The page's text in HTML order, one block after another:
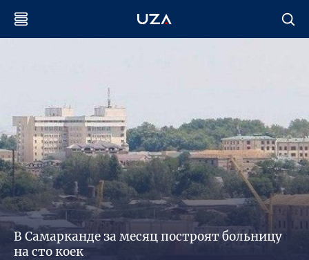
В Самарканде за месяц построят больницу
на сто коек